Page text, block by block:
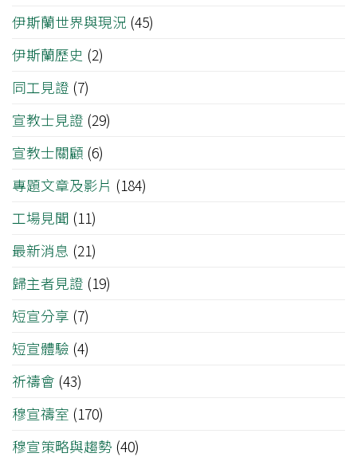
伊斯蘭世界與現況 (45)
伊斯蘭歷史 (2)
同工見證 (7)
宣教士見證 (29)
宣教士關顧 (6)
專題文章及影片 (184)
工場見聞 (11)
最新消息 (21)
歸主者見證 (19)
短宣分享 (7)
短宣體驗 (4)
祈禱會 (43)
穆宣禱室 (170)
穆宣策略與趨勢 (40)